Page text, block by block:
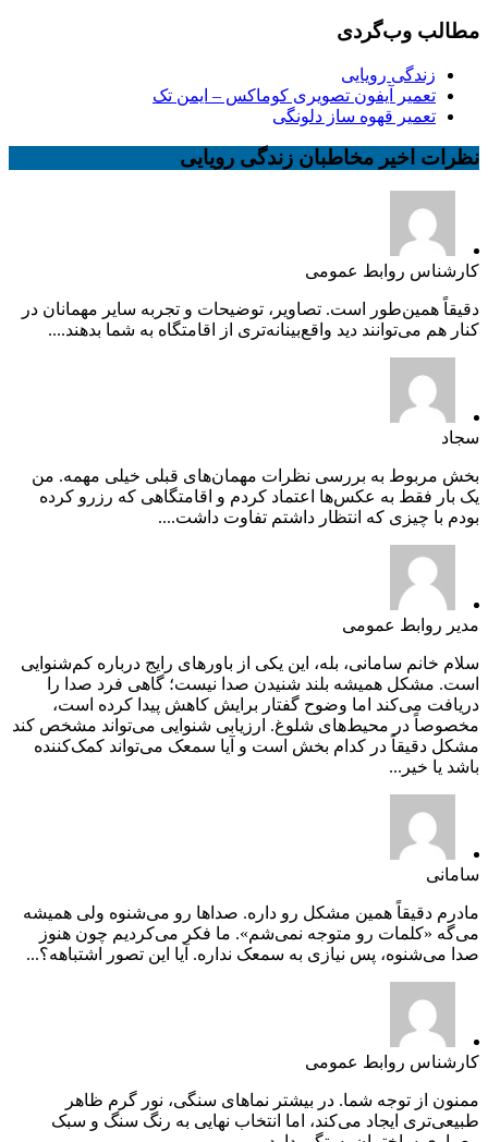
مطالب وب‌گردی
زندگی رویایی
تعمیر آیفون تصویری کوماکس – ایمن تک
تعمیر قهوه ساز دلونگی
نظرات اخیر مخاطبان زندگی رویایی
کارشناس روابط عمومی
دقیقاً همین‌طور است. تصاویر، توضیحات و تجربه سایر مهمانان در
کنار هم می‌توانند دید واقع‌بینانه‌تری از اقامتگاه به شما بدهند....
سجاد
بخش مربوط به بررسی نظرات مهمان‌های قبلی خیلی مهمه. من
یک بار فقط به عکس‌ها اعتماد کردم و اقامتگاهی که رزرو کرده
بودم با چیزی که انتظار داشتم تفاوت داشت....
مدیر روابط عمومی
سلام خانم سامانی، بله، این یکی از باورهای رایج درباره کم‌شنوایی
است. مشکل همیشه بلند شنیدن صدا نیست؛ گاهی فرد صدا را
دریافت می‌کند اما وضوح گفتار برایش کاهش پیدا کرده است،
مخصوصاً در محیط‌های شلوغ. ارزیابی شنوایی می‌تواند مشخص کند
مشکل دقیقاً در کدام بخش است و آیا سمعک می‌تواند کمک‌کننده
باشد یا خیر...
سامانی
مادرم دقیقاً همین مشکل رو داره. صداها رو می‌شنوه ولی همیشه
می‌گه «کلمات رو متوجه نمی‌شم». ما فکر می‌کردیم چون هنوز
صدا می‌شنوه، پس نیازی به سمعک نداره. آیا این تصور اشتباهه؟...
کارشناس روابط عمومی
ممنون از توجه شما. در بیشتر نماهای سنگی، نور گرم ظاهر
طبیعی‌تری ایجاد می‌کند، اما انتخاب نهایی به رنگ سنگ و سبک